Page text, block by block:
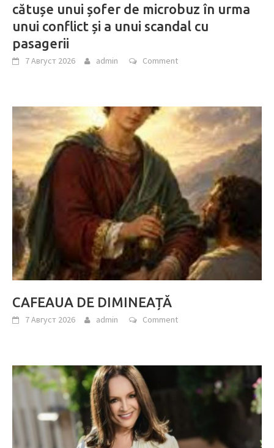
cătușe unui șofer de microbuz în urma
unui conflict și a unui scandal cu
pasagerii
7 Август 2026 admin Comment
CAFEAUA DE DIMINEAȚĂ
7 Август 2026 admin Comment